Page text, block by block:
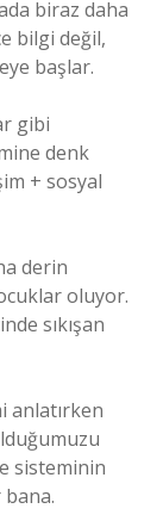
biraz daha
bilgi değil,
başlar.
gibi
denk
+ sosyal
derin
oluyor.
sıkışan
anlatırken
sisteminin